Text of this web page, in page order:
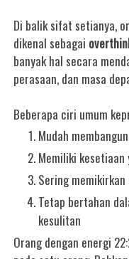
Di balik sifat setianya,
dikenal sebagai
banyak hal secara
perasaan, dan masa
Beberapa ciri umum
Mudah
Memiliki
Sering
Tetap bertahan
kesulitan
Orang dengan energi